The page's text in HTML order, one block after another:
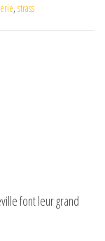
, strass
font leur grand